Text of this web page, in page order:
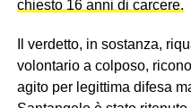
chiesto 16 anni di carcere.
Il verdetto, in sostanza,
volontario a colposo,
agito per legittima difesa